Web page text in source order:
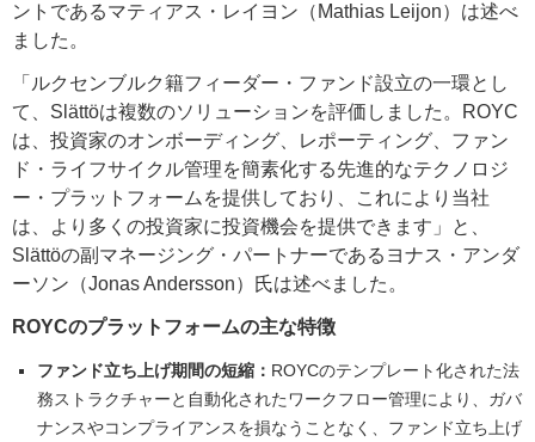
ントであるマティアス・レイヨン（Mathias Leijon）は述べ
ました。
「ルクセンブルク籍フィーダー・ファンド設立の一環とし
て、Slättöは複数のソリューションを評価しました。ROYC
は、投資家のオンボーディング、レポーティング、ファン
ド・ライフサイクル管理を簡素化する先進的なテクノロジ
ー・プラットフォームを提供しており、これにより当社
は、より多くの投資家に投資機会を提供できます」と、
Slättöの副マネージング・パートナーであるヨナス・アンダ
ーソン（Jonas Andersson）氏は述べました。
ROYCのプラットフォームの主な特徴
ファンド立ち上げ期間の短縮： ROYCのテンプレート化された法
務ストラクチャーと自動化されたワークフロー管理により、ガバ
ナンスやコンプライアンスを損なうことなく、ファンド立ち上げ